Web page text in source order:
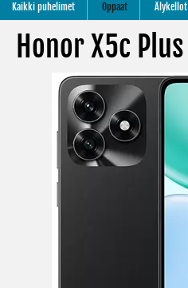
Kaikki puhelimet Oppaat Älykellot
Honor X5c Plus